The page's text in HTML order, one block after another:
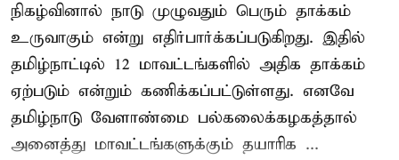
நிகழ்வினால் நாடு முழுவதும் பெரும் தாக்கம்
உருவாகும் என்று எதிர்பார்க்கப்படுகிறது. இதில்
தமிழ்நாட்டில் 12 மாவட்டங்களில் அதிக தாக்கம்
ஏற்படும் என்றும் கணிக்கப்பட்டுள்ளது. எனவே
தமிழ்நாடு வேளாண்மை பல்கலைக்கழகத்தால்
அனைத்து மாவட்டங்களுக்கும் தயாரிக ...